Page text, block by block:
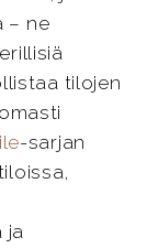
– ne
tilojen
-sarjan
ja